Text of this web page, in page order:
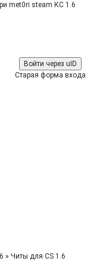
met0ri steam КС 1.6
Войти через uID
Старая форма входа
» Читы для CS 1.6